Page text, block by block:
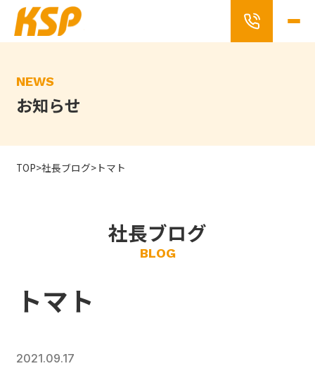
Skip
the
content
NEWS
お知らせ
TOP>社長ブログ>トマト
社長ブログ
BLOG
トマト
2021.09.17